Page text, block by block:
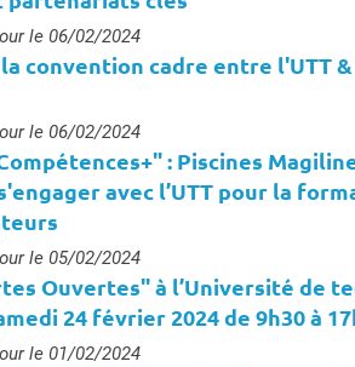
le 06/02/2024
convention cadre entre l'UTT
le 06/02/2024
: Piscines
avec l’UTT pour la
le 05/02/2024
Ouvertes" à l’Université de
24 février 2024 de 9h30 à
le 01/02/2024